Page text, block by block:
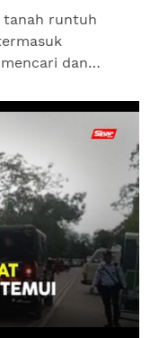
tanah runtuh
dan